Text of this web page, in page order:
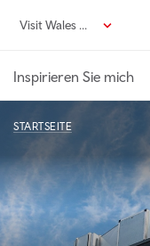
zumVisit Wales DE
Inspirieren Sie mich
STARTSEITE